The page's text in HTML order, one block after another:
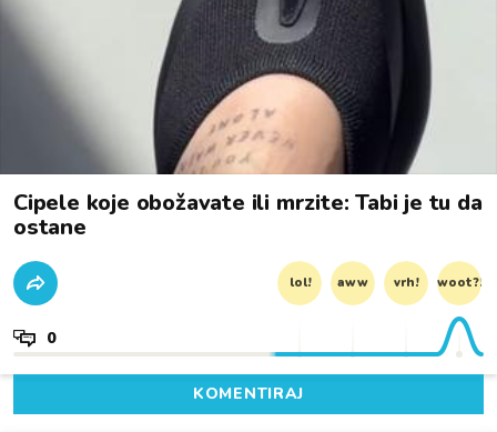
Cipele koje obožavate ili mrzite: Tabi je tu da
ostane
lol! aww vrh! woot?!
0
KOMENTIRAJ